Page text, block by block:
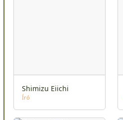
Shimizu Eiichi
Író